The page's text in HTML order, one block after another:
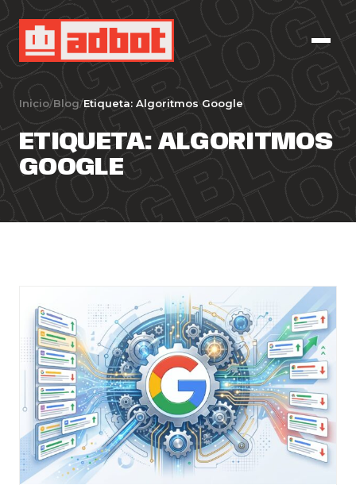
Inicio/Blog/Etiqueta: Algoritmos Google
ETIQUETA: ALGORITMOS
GOOGLE